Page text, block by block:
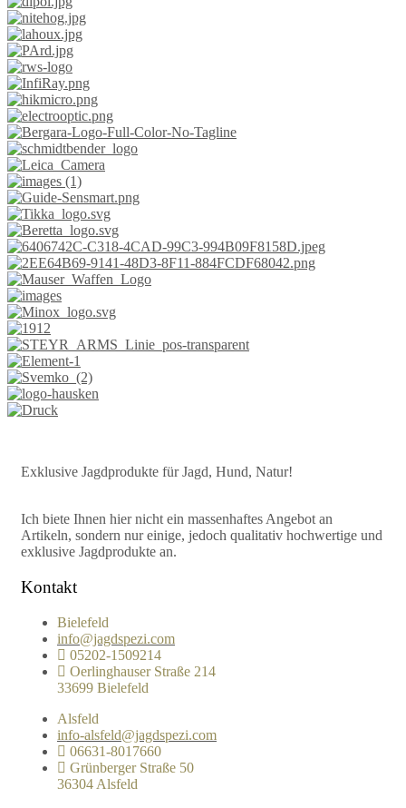
Exklusive Jagdprodukte für Jagd, Hund, Natur!
Ich biete Ihnen hier nicht ein massenhaftes Angebot an
Artikeln, sondern nur einige, jedoch qualitativ hochwertige und
exklusive Jagdprodukte an.
Kontakt
Bielefeld
info@jagdspezi.com
05202-1509214
Oerlinghauser Straße 214
33699 Bielefeld
Alsfeld
info-alsfeld@jagdspezi.com
06631-8017660
Grünberger Straße 50
36304 Alsfeld